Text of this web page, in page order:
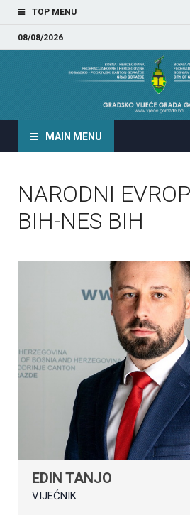
TOP MENU
08/08/2026
GRADSKO VIJEĆE
MAIN MENU
NARODNI
BIH-NES BIH
EDIN TANJO
VIJEĆNIK